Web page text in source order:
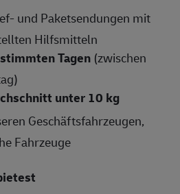
und Paketsendungen mit
Hilfsmitteln
Tagen (zwischen
unter 10 kg
Geschäftsfahrzeugen,
Fahrzeuge